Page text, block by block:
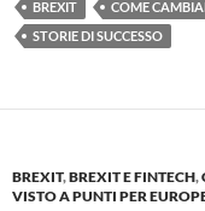
BREXIT COME
STORIE DI SUCCESSO
BREXIT,BREXIT E FINTECH,
VISTO A PUNTI PER